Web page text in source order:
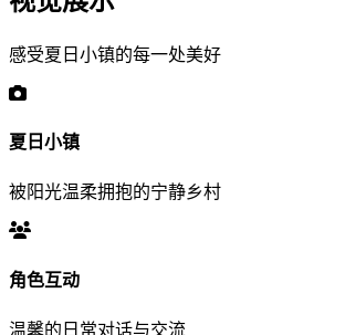
感受夏日小镇的每一处美好
夏日小镇
被阳光温柔拥抱的宁静乡村
角色互动
温馨的日常对话与交流